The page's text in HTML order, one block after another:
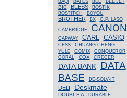
BAQI BATES BEE BEE JET
BIC BLESS
BOSTIK
BOSTITCH
BOYOU
BROTHER BX
C.P. LASO
CAMBRIDGE
CANON
CAPWAY CARL CASIO
CESS
CHUANG CHENG
YULE
COMIX
CONQUEROR
CORAL
COX CRECER
DATA BANK DATA
BASE
DE-SOLV-IT
DELI Deskmate
DOUBLE A
DURABLE